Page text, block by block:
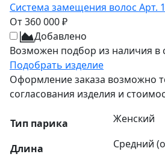
Система замещения волос Арт.
От 360 000 ₽
Добавлено
Возможен подбор из наличия в
Подобрать изделие
Оформление заказа возможно
согласования изделия и
Тип парика Женский
Длина Средний